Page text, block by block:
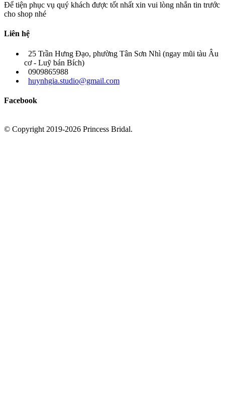
Để tiện phục vụ quý khách được tốt nhất xin vui lòng nhắn tin trước
cho shop nhé
Liên hệ
25 Trần Hưng Đạo, phường Tân Sơn Nhì (ngay mũi tàu Âu
cơ - Luỹ bán Bích)
0909865988
huynhgia.studio@gmail.com
Facebook
© Copyright 2019-2026 Princess Bridal.